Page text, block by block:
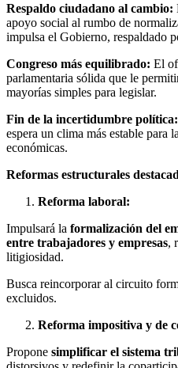
Respaldo ciudadano al cambio:
apoyo social al rumbo de
impulsa el Gobierno, respaldado
Congreso más equilibrado: El
parlamentaria sólida que le
mayorías simples para legislar.
Fin de la incertidumbre política:
espera un clima más estable para
económicas.
Reformas estructurales
Reforma laboral:
Impulsará la formalización del
entre trabajadores y empresas,
litigiosidad.
Busca reincorporar al circuito
excluidos.
Reforma impositiva y de
Propone simplificar el sistema